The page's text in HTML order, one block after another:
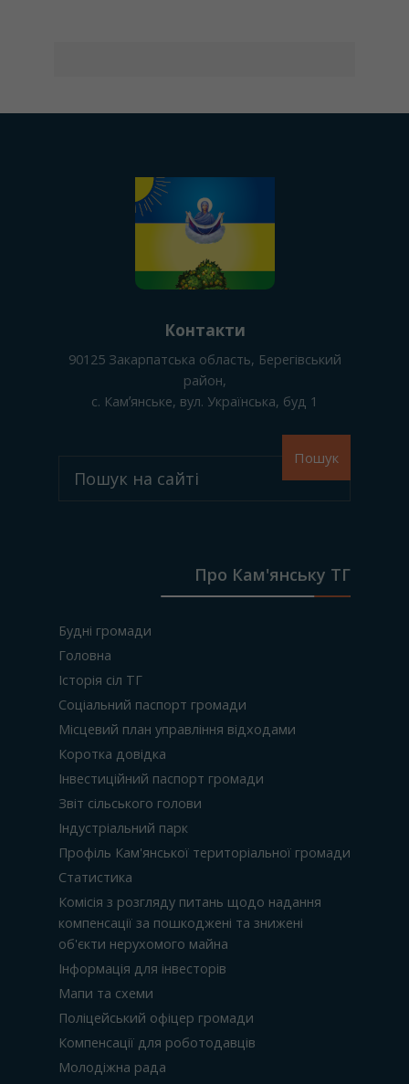
Контакти
90125 Закарпатська область, Берегівський
район,
с. Камʼянське, вул. Українська, буд 1
Пошук
Про Кам'янську ТГ
Будні громади
Головна
Історія сіл ТГ
Соціальний паспорт громади
Місцевий план управління відходами
Коротка довідка
Інвестиційний паспорт громади
Звіт сільського голови
Індустріальний парк
Профіль Кам'янської територіальної громади
Статистика
Комісія з розгляду питань щодо надання
компенсації за пошкоджені та знижені
об'єкти нерухомого майна
Інформація для інвесторів
Мапи та схеми
Поліцейський офіцер громади
Компенсації для роботодавців
Молодіжна рада